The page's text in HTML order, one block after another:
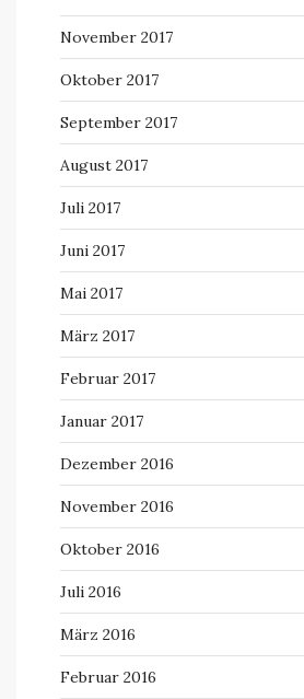
November 2017
Oktober 2017
September 2017
August 2017
Juli 2017
Juni 2017
Mai 2017
März 2017
Februar 2017
Januar 2017
Dezember 2016
November 2016
Oktober 2016
Juli 2016
März 2016
Februar 2016